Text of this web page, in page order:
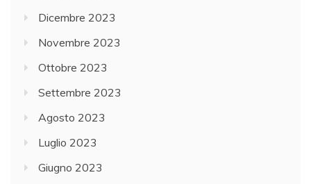
Dicembre 2023
Novembre 2023
Ottobre 2023
Settembre 2023
Agosto 2023
Luglio 2023
Giugno 2023